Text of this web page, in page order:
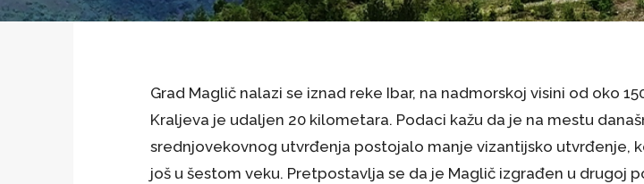
Grad Maglič nalazi se iznad reke Ibar, na nadmorskoj visini od oko
Kraljeva je udaljen 20 kilometara. Podaci kažu da je na mestu
srednjovekovnog utvrđenja postojalo manje vizantijsko utvrđenje,
još u šestom veku. Pretpostavlja se da je Maglič izgrađen u drugoj